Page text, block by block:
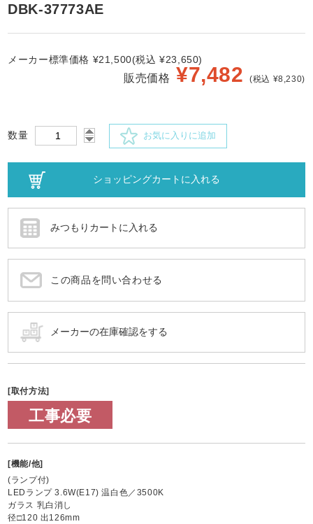
DBK-37773AE
メーカー標準価格 ¥21,500(税込 ¥23,650)
販売価格 ¥7,482 (税込 ¥8,230)
数量 お気に入りに追加
この商品を問い合わせる
[取付方法]
工事必要
[機能/他]
(ランプ付)
LEDランプ 3.6W(E17) 温白色／3500K
ガラス 乳白消し
径□120 出126mm